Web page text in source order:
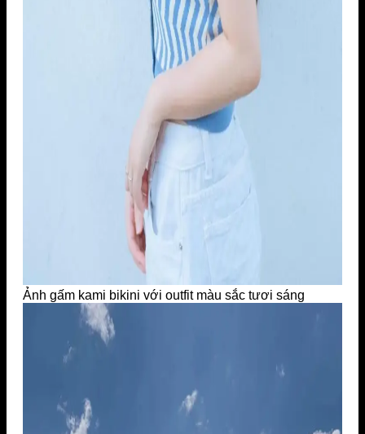
Ảnh gấm kami bikini với outfit màu sắc tươi sáng